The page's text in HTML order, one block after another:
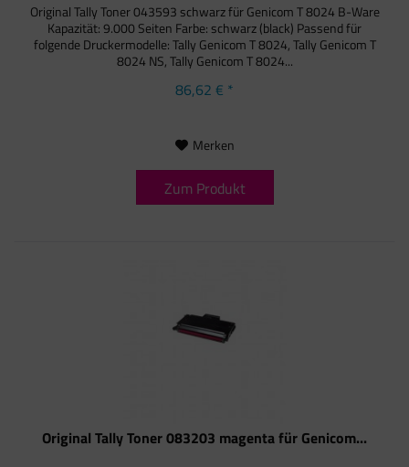
Original Tally Toner 043593 schwarz für Genicom T 8024 B-Ware
Kapazität: 9.000 Seiten Farbe: schwarz (black) Passend für
folgende Druckermodelle: Tally Genicom T 8024, Tally Genicom T
8024 NS, Tally Genicom T 8024...
86,62 € *
Merken
Zum Produkt
Original Tally Toner 083203 magenta für Genicom...